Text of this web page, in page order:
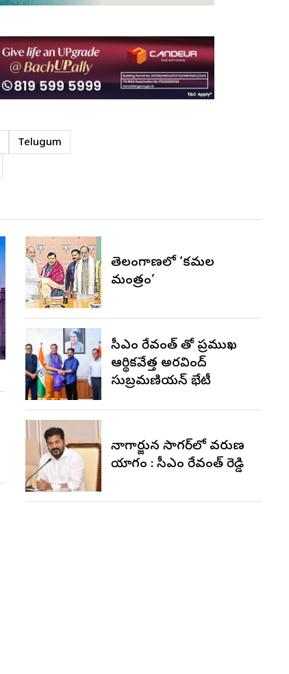
Telugum
తెలంగాణలో ‘కమల
మంత్రం’
సీఎం రేవంత్ తో ప్రముఖ
ఆర్థికవేత్త అరవింద్‌
సుబ్రమణియన్ భేటీ
నాగార్జున సాగ‌ర్‌లో వరుణ
యాగం : సీఎం రేవంత్ రెడ్డి